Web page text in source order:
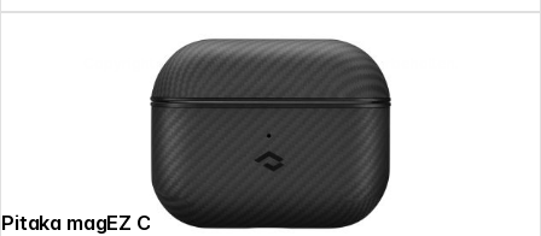
Pitaka magEZ Case for AirPods 3
Copyright © 2026 SoulAr- Alle Rechte vorbehalten.